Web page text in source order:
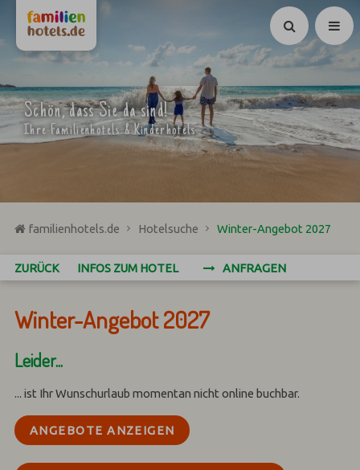
Suchen
Schön, dass Sie da sind!
Ihre Familienhotels & Kinderhotels
familienhotels.de Hotelsuche Winter-Angebot 2027
ZURÜCK INFOS ZUM HOTEL ANFRAGEN
Winter-Angebot 2027
Leider...
... ist Ihr Wunschurlaub momentan nicht online buchbar.
ANGEBOTE ANZEIGEN